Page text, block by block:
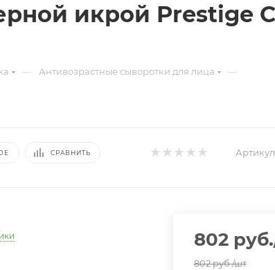
икрой Prestige
— Антивозрастные сыворотки для лица —
СРАВНИТЬ
802руб.
802руб./шт